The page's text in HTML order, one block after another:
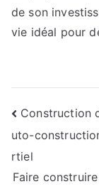
de son
vie idéal pour
de
l’article
Construction
uto-
rtiel
Faire